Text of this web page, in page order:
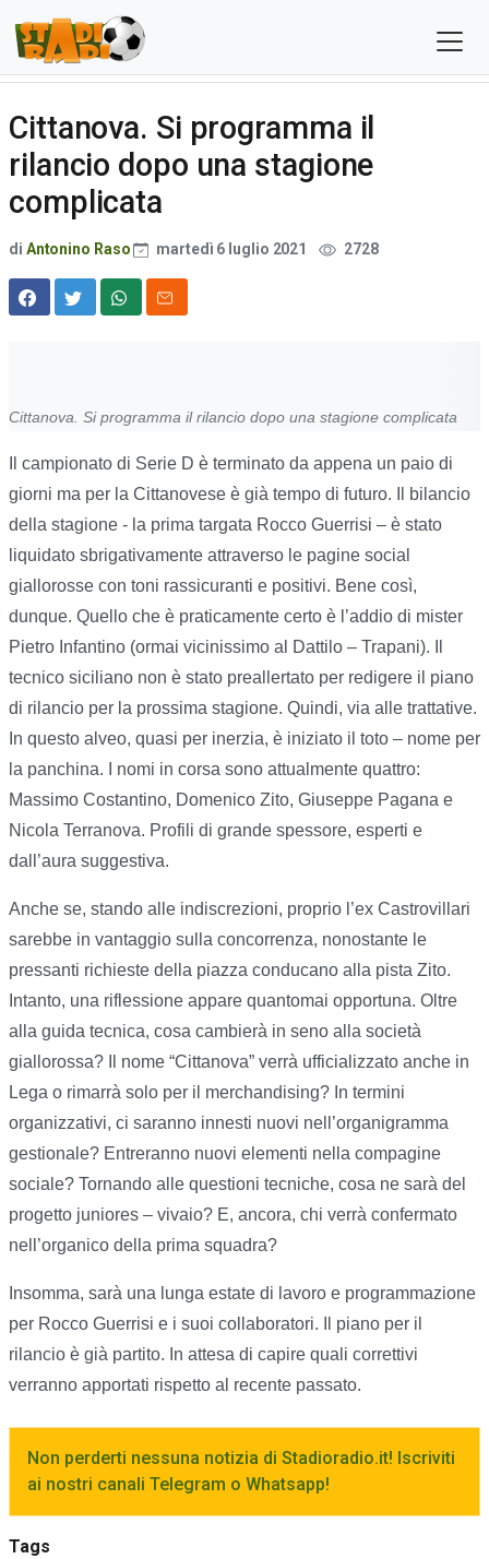
Cittanova. Si programma il
rilancio dopo una stagione
complicata
di Antonino Raso martedì 6 luglio 2021 2728
Cittanova. Si programma il rilancio dopo una stagione complicata
Il campionato di Serie D è terminato da appena un paio di
giorni ma per la Cittanovese è già tempo di futuro. Il bilancio
della stagione - la prima targata Rocco Guerrisi – è stato
liquidato sbrigativamente attraverso le pagine social
giallorosse con toni rassicuranti e positivi. Bene così,
dunque. Quello che è praticamente certo è l’addio di mister
Pietro Infantino (ormai vicinissimo al Dattilo – Trapani). Il
tecnico siciliano non è stato preallertato per redigere il piano
di rilancio per la prossima stagione. Quindi, via alle trattative.
In questo alveo, quasi per inerzia, è iniziato il toto – nome per
la panchina. I nomi in corsa sono attualmente quattro:
Massimo Costantino, Domenico Zito, Giuseppe Pagana e
Nicola Terranova. Profili di grande spessore, esperti e
dall’aura suggestiva.
Anche se, stando alle indiscrezioni, proprio l’ex Castrovillari
sarebbe in vantaggio sulla concorrenza, nonostante le
pressanti richieste della piazza conducano alla pista Zito.
Intanto, una riflessione appare quantomai opportuna. Oltre
alla guida tecnica, cosa cambierà in seno alla società
giallorossa? Il nome “Cittanova” verrà ufficializzato anche in
Lega o rimarrà solo per il merchandising? In termini
organizzativi, ci saranno innesti nuovi nell’organigramma
gestionale? Entreranno nuovi elementi nella compagine
sociale? Tornando alle questioni tecniche, cosa ne sarà del
progetto juniores – vivaio? E, ancora, chi verrà confermato
nell’organico della prima squadra?
Insomma, sarà una lunga estate di lavoro e programmazione
per Rocco Guerrisi e i suoi collaboratori. Il piano per il
rilancio è già partito. In attesa di capire quali correttivi
verranno apportati rispetto al recente passato.
Non perderti nessuna notizia di Stadioradio.it! Iscriviti
ai nostri canali Telegram o Whatsapp!
Tags